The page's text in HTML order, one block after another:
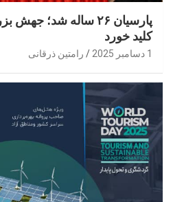
پارسیان ۲۶ ساله شد؛
کلید خورد
1 دسامبر 2025 رامتین ذرقانی